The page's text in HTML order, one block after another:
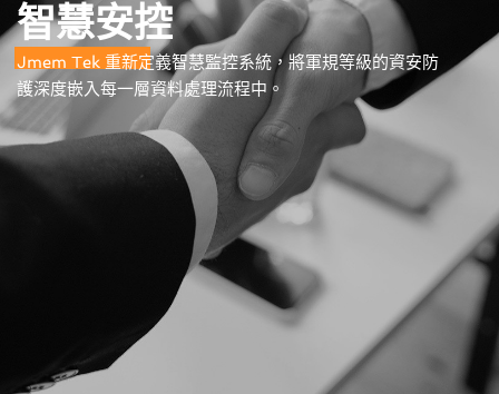
智慧安控
Jmem Tek 重新定義智慧監控系統，將軍規等級的資安防
護深度嵌入每一層資料處理流程中。